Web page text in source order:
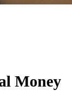
Money